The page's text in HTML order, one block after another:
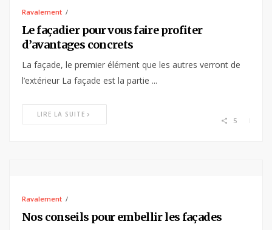
Ravalement
Le façadier pour vous faire profiter
d’avantages concrets
La façade, le premier élément que les autres verront de
l’extérieur La façade est la partie ...
LIRE LA SUITE
5
Ravalement
Nos conseils pour embellir les façades